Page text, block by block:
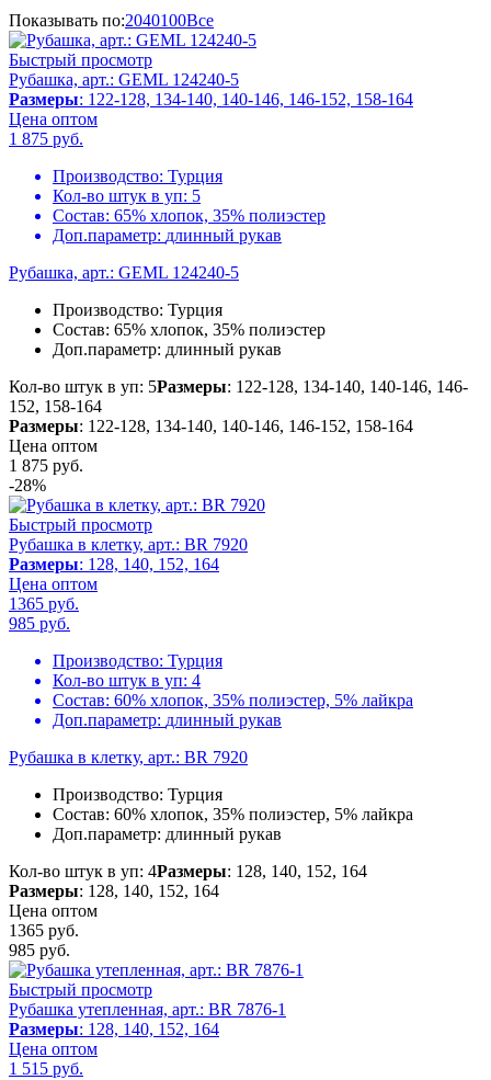
Показывать по:2040100Все
Быстрый просмотр
Рубашка, арт.: GEML 124240-5
Размеры: 122-128, 134-140, 140-146, 146-152, 158-164
Цена оптом
1 875 руб.
Производство: Турция
Кол-во штук в уп: 5
Состав: 65% хлопок, 35% полиэстер
Доп.параметр: длинный рукав
Рубашка, арт.: GEML 124240-5
Производство: Турция
Состав: 65% хлопок, 35% полиэстер
Доп.параметр: длинный рукав
Кол-во штук в уп: 5Размеры: 122-128, 134-140, 140-146, 146-
152, 158-164
Размеры: 122-128, 134-140, 140-146, 146-152, 158-164
Цена оптом
1 875 руб.
-28%
Быстрый просмотр
Рубашка в клетку, арт.: BR 7920
Размеры: 128, 140, 152, 164
Цена оптом
1365 руб.
985 руб.
Производство: Турция
Кол-во штук в уп: 4
Состав: 60% хлопок, 35% полиэстер, 5% лайкра
Доп.параметр: длинный рукав
Рубашка в клетку, арт.: BR 7920
Производство: Турция
Состав: 60% хлопок, 35% полиэстер, 5% лайкра
Доп.параметр: длинный рукав
Кол-во штук в уп: 4Размеры: 128, 140, 152, 164
Размеры: 128, 140, 152, 164
Цена оптом
1365 руб.
985 руб.
Быстрый просмотр
Рубашка утепленная, арт.: BR 7876-1
Размеры: 128, 140, 152, 164
Цена оптом
1 515 руб.